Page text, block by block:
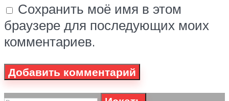
Сохранить моё имя в этом
браузере для последующих моих
комментариев.